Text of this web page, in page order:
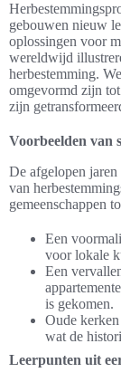
gebouwen nieuw
oplossingen voor
wereldwijd
herbestemming.
omgevormd zijn
zijn
Voorbeelden van
De afgelopen
van
gemeenschappen
Een
voor lokale
Een
is gekomen.
Oude
wat de
Leerpunten uit